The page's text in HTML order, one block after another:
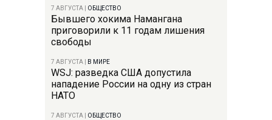
7 АВГУСТА ОБЩЕСТВО
Бывшего хокима Намангана
приговорили к 11 годам лишения
свободы
7 АВГУСТА В МИРЕ
WSJ: разведка США допустила
нападение России на одну из стран
НАТО
7 АВГУСТА ОБЩЕСТВО